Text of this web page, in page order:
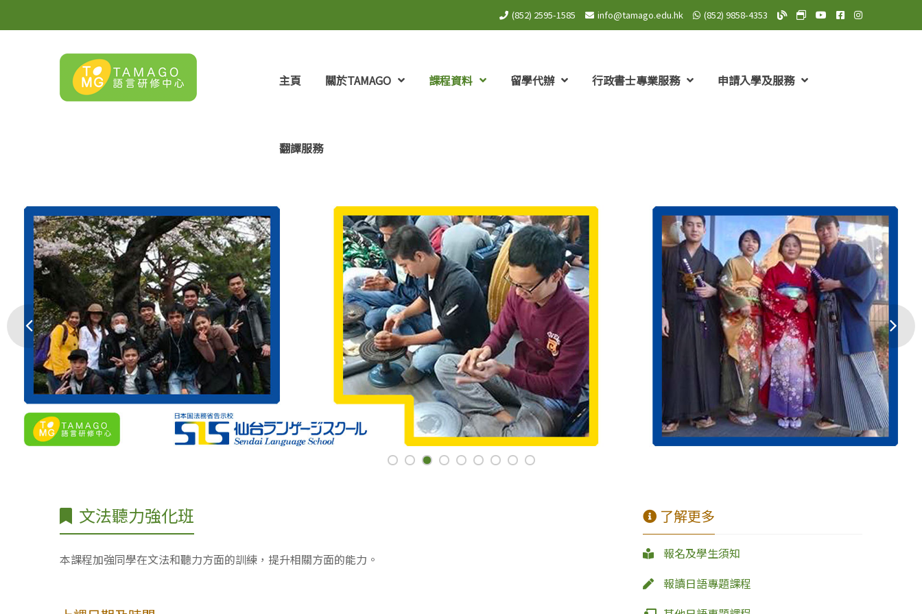
(852) 2595-1585 info@tamago.edu.hk (852) 9858-4353 TAMAGO Blog
TAMAGO MeWe 專頁:
TAMAGO YouTube 頻道
TAMAGOTAMAGO
主頁 關於TAMAGO 課程資料 留學代辦 行政書士專業服務 申請入學及服務
翻譯服務
文法聽力強化班
本課程加強同學在文法和聽力方面的訓練，提升相關方面的能力。
了解更多
報名及學生須知
報讀日語專題課程